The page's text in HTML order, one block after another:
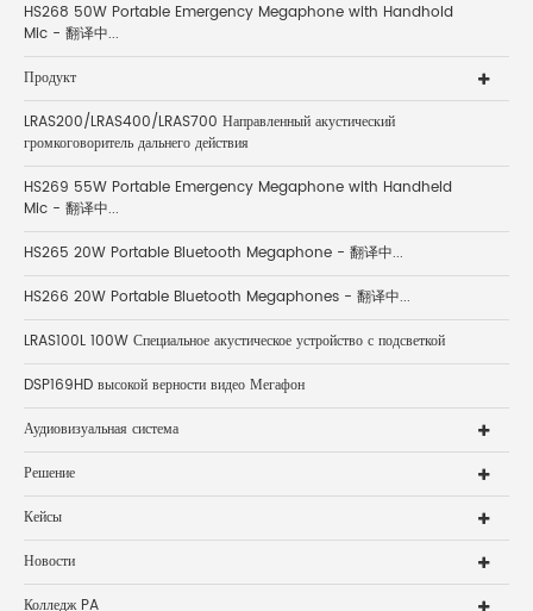
HS268 50W Portable Emergency Megaphone with Handhold
Mic - 翻译中...
Продукт
LRAS200/LRAS400/LRAS700 Направленный акустический
громкоговоритель дальнего действия
HS269 55W Portable Emergency Megaphone with Handheld
Mic - 翻译中...
HS265 20W Portable Bluetooth Megaphone - 翻译中...
HS266 20W Portable Bluetooth Megaphones - 翻译中...
LRAS100L 100W Специальное акустическое устройство с подсветкой
DSP169HD высокой верности видео Мегафон
Аудиовизуальная система
Решение
Кейсы
Новости
Колледж PA